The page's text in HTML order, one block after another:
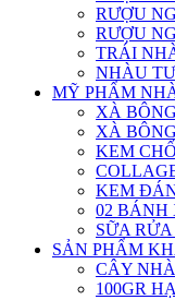
RƯỢU
RƯỢU
TRÁI
NHÀU
MỸ PHẨM
XÀ
XÀ
KEM
KEM
02 BÁNH
SỮA
SẢN PHẨM
CÂY
100GR